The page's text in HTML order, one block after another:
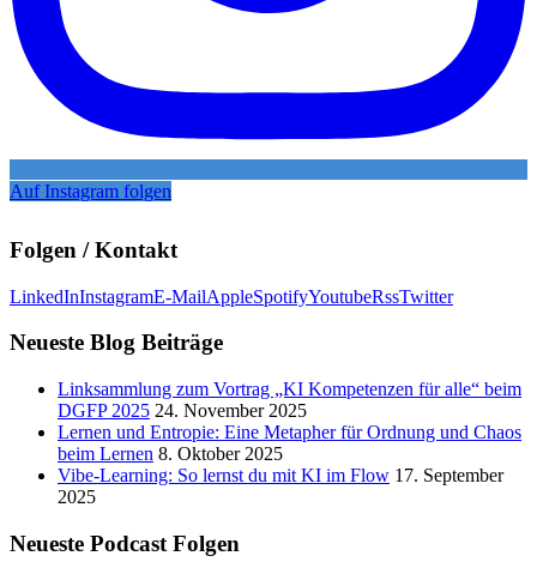
Auf Instagram folgen
Folgen / Kontakt
LinkedInInstagramE-MailAppleSpotifyYoutubeRssTwitter
Neueste Blog Beiträge
Linksammlung zum Vortrag „KI Kompetenzen für alle“ beim
DGFP 2025 24. November 2025
Lernen und Entropie: Eine Metapher für Ordnung und Chaos
beim Lernen 8. Oktober 2025
Vibe-Learning: So lernst du mit KI im Flow 17. September
2025
Neueste Podcast Folgen